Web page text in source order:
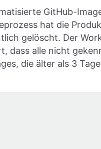
GitHub-
hat die
gelöscht. Der
dass alle nicht
die älter als 3